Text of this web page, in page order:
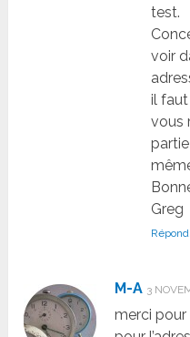
test.
voir
il
vous
Greg
M-A 3
merci pour